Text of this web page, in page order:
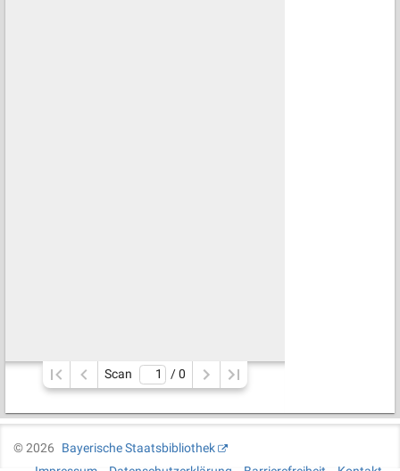
Scan / 0
©2026
Bayerische Staatsbibliothek